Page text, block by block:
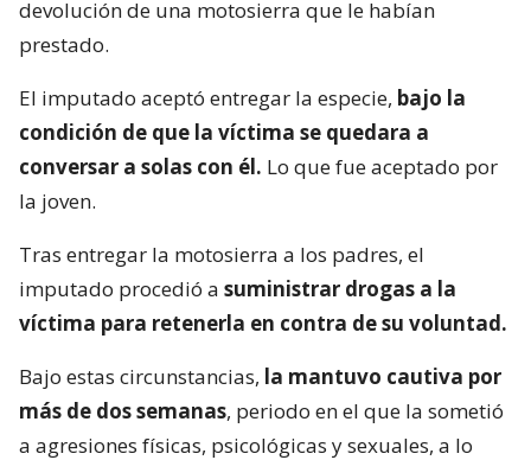
devolución de una motosierra que le habían
prestado.
El imputado aceptó entregar la especie, bajo la
condición de que la víctima se quedara a
conversar a solas con él. Lo que fue aceptado por
la joven.
Tras entregar la motosierra a los padres, el
imputado procedió a suministrar drogas a la
víctima para retenerla en contra de su voluntad.
Bajo estas circunstancias, la mantuvo cautiva por
más de dos semanas, periodo en el que la sometió
a agresiones físicas, psicológicas y sexuales, a lo